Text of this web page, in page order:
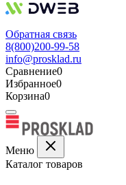
Обратная связь
8(800)200-99-58
info@prosklad.ru
Сравнение0
Избранное0
Корзина0
Меню
Каталог товаров